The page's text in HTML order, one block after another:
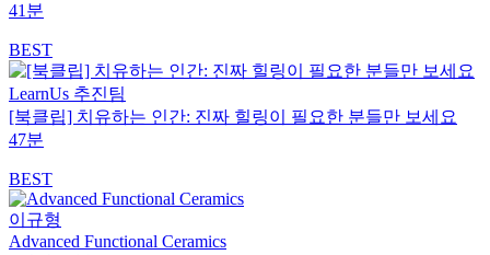
41분
BEST
LearnUs 추진팀
[북클립] 치유하는 인간: 진짜 힐링이 필요한 분들만 보세요
47분
BEST
이규형
Advanced Functional Ceramics